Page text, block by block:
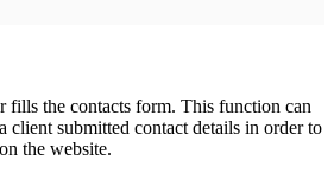
fills the contacts form. This function can
client submitted contact details in order to
the website.